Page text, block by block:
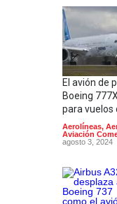
El avión de
Boeing
para vuelos
Aerolíneas,
Aviación
agosto 3, 2024